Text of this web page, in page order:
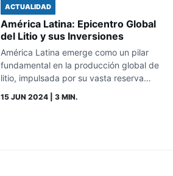
ACTUALIDAD
América Latina: Epicentro Global
del Litio y sus Inversiones
América Latina emerge como un pilar
fundamental en la producción global de
litio, impulsada por su vasta reserva…
15 JUN 2024 | 3 MIN.